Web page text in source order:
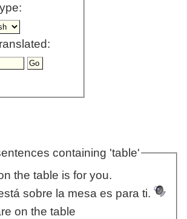
containing 'table'
the table is for you.
sobre la mesa es para ti.
on the table